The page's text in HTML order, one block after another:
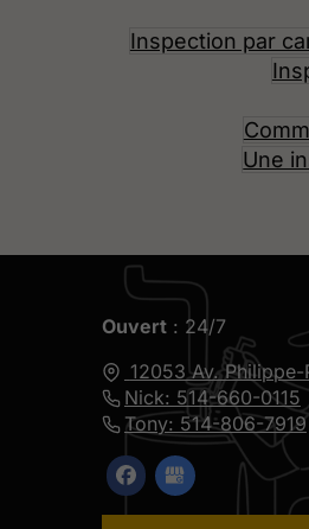
Inspection par
Une
Ouvert: 24/7
12053 Av. Philippe-
Nick: 514-660-0115
Tony: 514-806-7919